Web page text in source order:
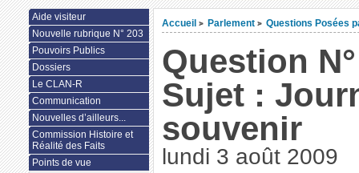
Accueil > Parlement > Questions Posées
Question
Sujet :
souvenir
lundi 3 août 2009
Aide visiteur
Nouvelle rubrique N° 203
Pouvoirs Publics
Dossiers
Le CLAN-R
Communication
Nouvelles d’ailleurs...
Commission Histoire et
Réalité des Faits
Points de vue